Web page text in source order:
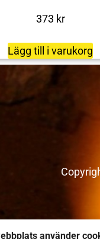
373 kr
Lägg till i varukorg
använder